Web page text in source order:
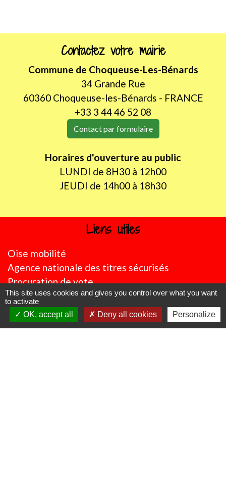
Contactez votre mairie
Commune de Choqueuse-Les-Bénards
34 Grande Rue
60360 Choqueuse-les-Bénards - FRANCE
+33 3 44 46 52 08
Contact par formulaire
Horaires d'ouverture au public
LUNDI de 8H30 à 12h00
JEUDI de 14h00 à 18h30
Liens utiles
Oise mobilité
Agence nationale des titres sécurisés
Procuration de vote
Service Public
Partenaires institutionnels
This site uses cookies and gives you control over what you want
to activate
OK, accept all
Deny all cookies Personalize